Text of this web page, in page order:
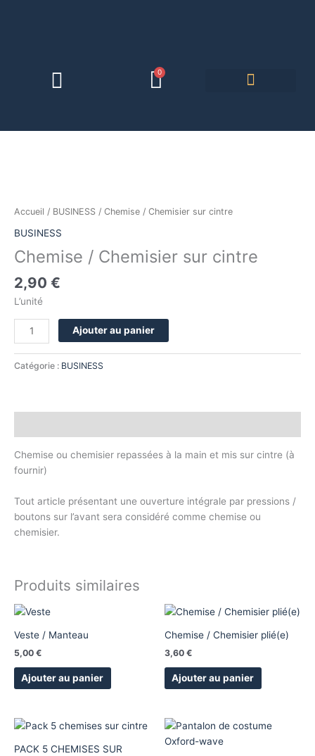
0
Panier
Accueil / BUSINESS / Chemise / Chemisier sur cintre
BUSINESS
Chemise / Chemisier sur cintre
2,90 €
L’unité
Chemise
Chemisier
sur
Ajouter au panier
Catégorie : BUSINESS
Chemise ou chemisier repassées à la main et mis sur cintre (à
fournir)
Tout article présentant une ouverture intégrale par pressions /
boutons sur l’avant sera considéré comme chemise ou
chemisier.
Produits similaires
Veste / Manteau
5,00 €
Ajouter au panier
Chemise / Chemisier plié(e)
3,60 €
Ajouter au panier
PACK 5 CHEMISES SUR